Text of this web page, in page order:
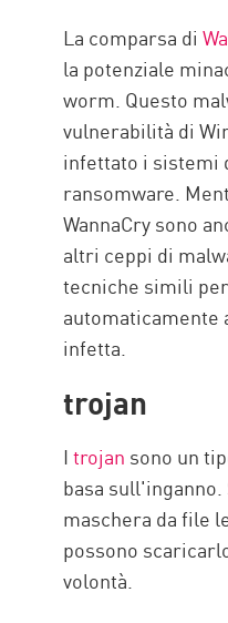
La comparsa di
la potenziale
worm. Questo
vulnerabilità di
infettato i sistemi
ransomware.
WannaCry sono
altri ceppi di
tecniche simili
automaticamente
infetta.
trojan
Itrojan sono un
basa
maschera da file
possono
volontà.